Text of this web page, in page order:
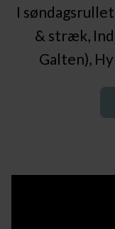
I
& stræk,
Galten),